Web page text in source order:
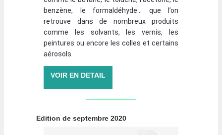
benzène, le formaldéhyde… que l’on
retrouve dans de nombreux produits
comme les solvants, les vernis, les
peintures ou encore les colles et certains
aérosols.
VOIR EN DETAIL
Edition de septembre 2020